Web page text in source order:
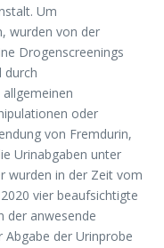
Um
wurden von der
Drogenscreenings
durch
oder
von Fremdurin,
Urinabgaben unter
wurden in der Zeit vom
vier beaufsichtigte
der anwesende
Abgabe der Urinprobe